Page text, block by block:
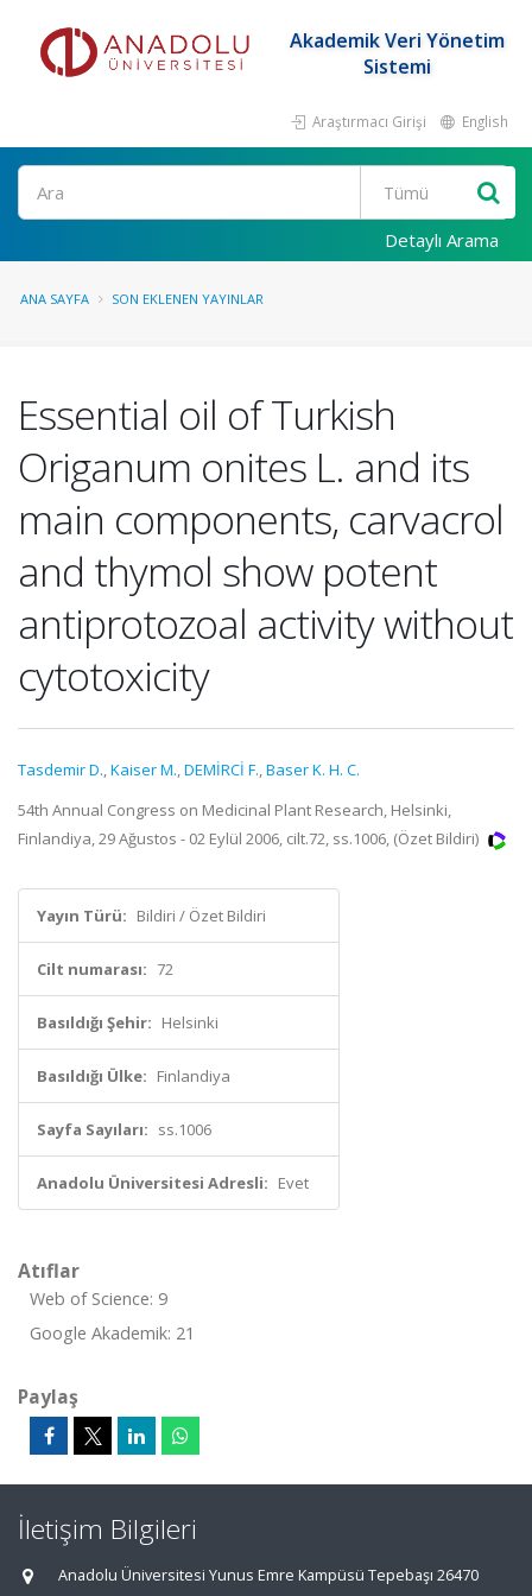
Akademik Veri Yönetim
Sistemi
Araştırmacı Girişi English
Ara
Detaylı Arama
ANA SAYFA SON EKLENEN YAYINLAR
Essential oil of Turkish
Origanum onites L. and its
main components, carvacrol
and thymol show potent
antiprotozoal activity without
cytotoxicity
Tasdemir D.,Kaiser M.,DEMİRCİ F.,Baser K. H. C.
54th Annual Congress on Medicinal Plant Research, Helsinki,
Finlandiya, 29 Ağustos - 02 Eylül 2006, cilt.72, ss.1006, (Özet Bildiri)
Yayın Türü: Bildiri / Özet Bildiri
Cilt numarası: 72
Basıldığı Şehir: Helsinki
Basıldığı Ülke: Finlandiya
Sayfa Sayıları: ss.1006
Anadolu Üniversitesi Adresli: Evet
Atıflar
Web of Science: 9
Google Akademik: 21
Paylaş
İletişim Bilgileri
Anadolu Üniversitesi Yunus Emre Kampüsü Tepebaşı 26470